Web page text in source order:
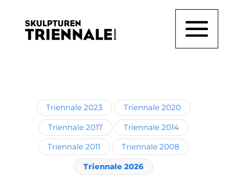
Triennale 2023 Triennale 2020
Triennale 2017 Triennale 2014
Triennale 2011 Triennale 2008
Triennale 2026